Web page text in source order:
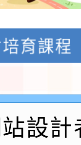
白海豚
育課程
學年度
新住民
專業人
播委員
設計